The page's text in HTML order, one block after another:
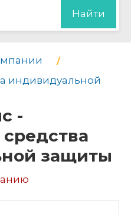
Найти
индивидуальной
-
защиты